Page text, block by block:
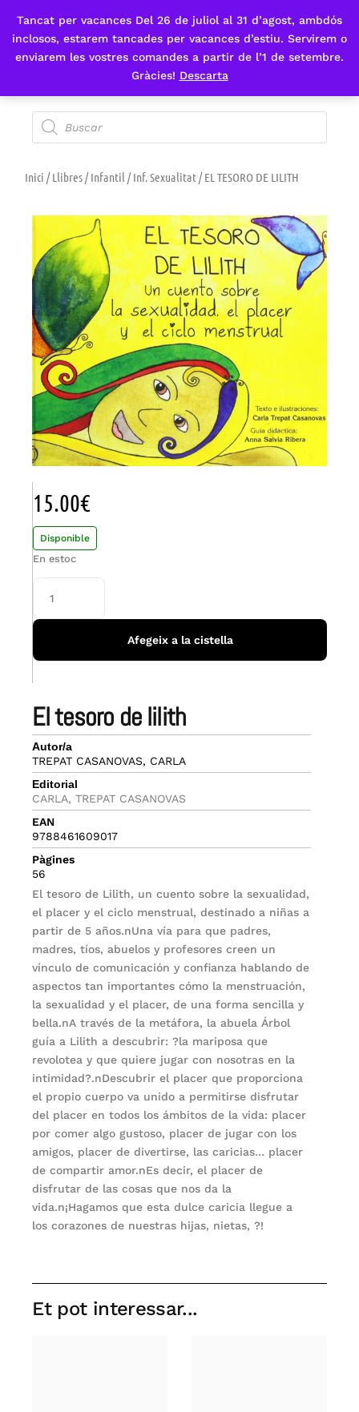
Tancat per vacances Del 26 de juliol al 31 d’agost, ambdós
inclosos, estarem tancades per vacances d’estiu. Servirem o
enviarem les vostres comandes a partir de l’1 de setembre.
Gràcies! Descarta
Fes-te'n sòcia
Inici /Llibres/Infantil /Inf. Sexualitat/ EL TESORO DE LILITH
el tesoro de lilith
Autor/a
TREPAT CASANOVAS, CARLA
Editorial
CARLA, TREPAT CASANOVAS
EAN
9788461609017
Pàgines
56
El tesoro de Lilith, un cuento sobre la sexualidad,
el placer y el ciclo menstrual, destinado a niñas a
partir de 5 años.nUna vía para que padres,
madres, tíos, abuelos y profesores creen un
vínculo de comunicación y confianza hablando de
aspectos tan importantes cómo la menstruación,
la sexualidad y el placer, de una forma sencilla y
bella.nA través de la metáfora, la abuela Árbol
guía a Lilith a descubrir: ?la mariposa que
revolotea y que quiere jugar con nosotras en la
intimidad?.nDescubrir el placer que proporciona
el propio cuerpo va unido a permitirse disfrutar
del placer en todos los ámbitos de la vida: placer
por comer algo gustoso, placer de jugar con los
amigos, placer de divertirse, las caricias… placer
de compartir amor.nEs decir, el placer de
disfrutar de las cosas que nos da la
vida.n¡Hagamos que esta dulce caricia llegue a
los corazones de nuestras hijas, nietas, ?!
15.00€
Disponible
En estoc
Afegeix a la cistella
Et pot interessar...